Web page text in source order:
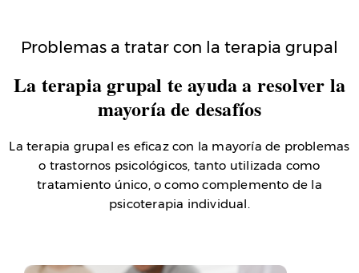
Problemas a tratar con la terapia grupal
La terapia grupal te ayuda a resolver la
mayoría de desafíos
La terapia grupal es eficaz con la mayoría de problemas
o trastornos psicológicos, tanto utilizada como
tratamiento único, o como complemento de la
psicoterapia individual.